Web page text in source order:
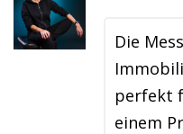
Die
perfekt
einem